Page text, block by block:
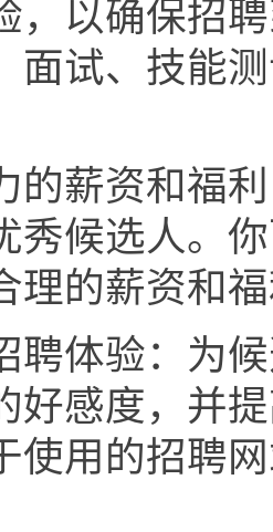
，以确保招
面试、技能
的薪资和福
秀候选人。
理的薪资和
聘体验：为
好感度，并
使用的招聘